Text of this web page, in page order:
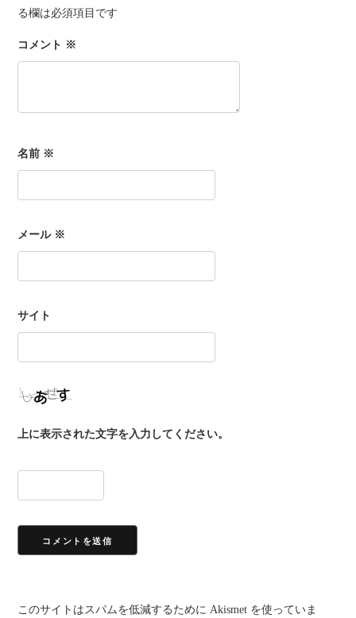
る欄は必須項目です
コメント ※
名前 ※
メール ※
サイト
上に表示された文字を入力してください。
このサイトはスパムを低減するために Akismet を使っていま